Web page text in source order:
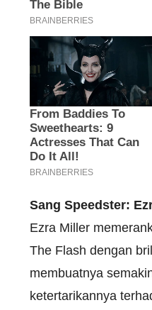
Sang Speedster:
Ezra Miller
The Flash dengan
membuatnya
ketertarikannya